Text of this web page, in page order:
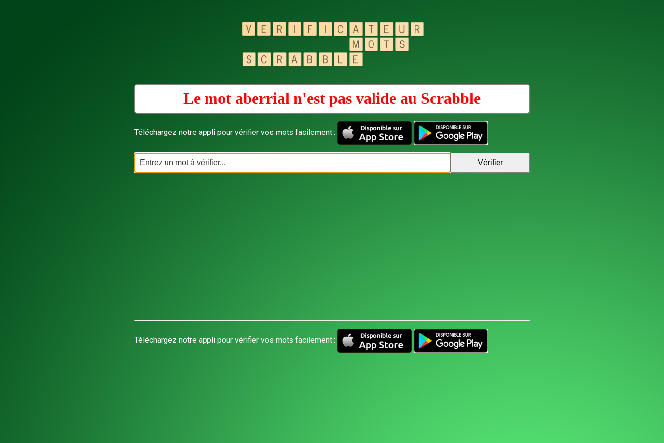
Le mot aberrial n'est pas valide au Scrabble
Téléchargez notre appli pour vérifier vos mots facilement :
Téléchargez notre appli pour vérifier vos mots facilement :